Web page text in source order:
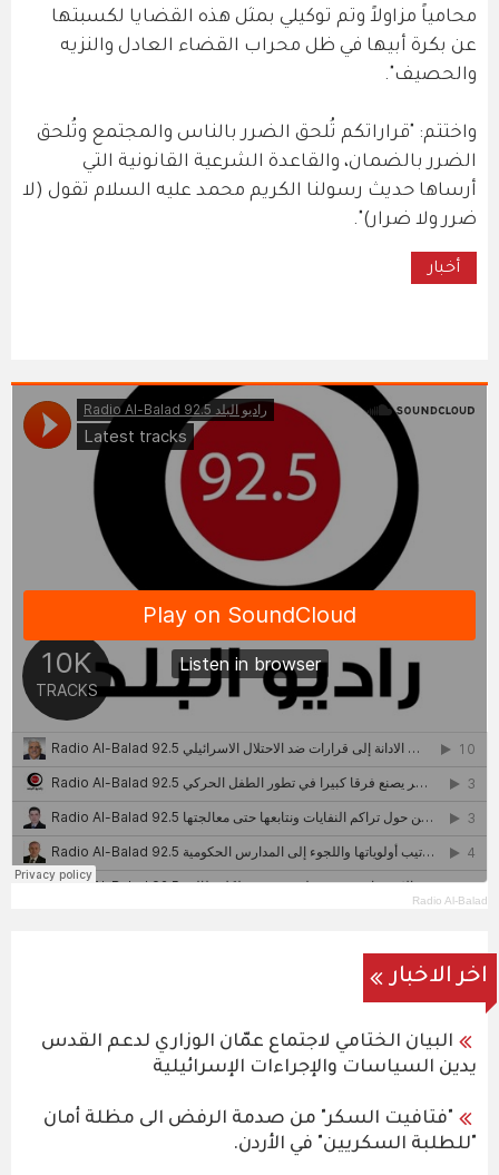
محامياً مزاولاً وتم توكيلي بمثل هذه القضايا لكسبتها
عن بكرة أبيها في ظل محراب القضاء العادل والنزيه
والحصيف".
واختتم: "قراراتكم تُلحق الضرر بالناس والمجتمع وتُلحق
الضرر بالضمان، والقاعدة الشرعية القانونية التي
أرساها حديث رسولنا الكريم محمد عليه السلام تقول (لا
ضرر ولا ضرار)".
أخبار
Radio Al-Balad
اخر الاخبار
البيان الختامي لاجتماع عمّان الوزاري لدعم القدس
يدين السياسات والإجراءات الإسرائيلية
"فتافيت السكر" من صدمة الرفض الى مظلة أمان
"للطلبة السكريين" في الأردن.